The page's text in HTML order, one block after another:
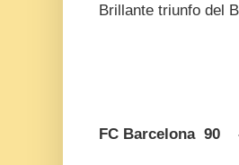
Brillante triunfo del
FC Barcelona